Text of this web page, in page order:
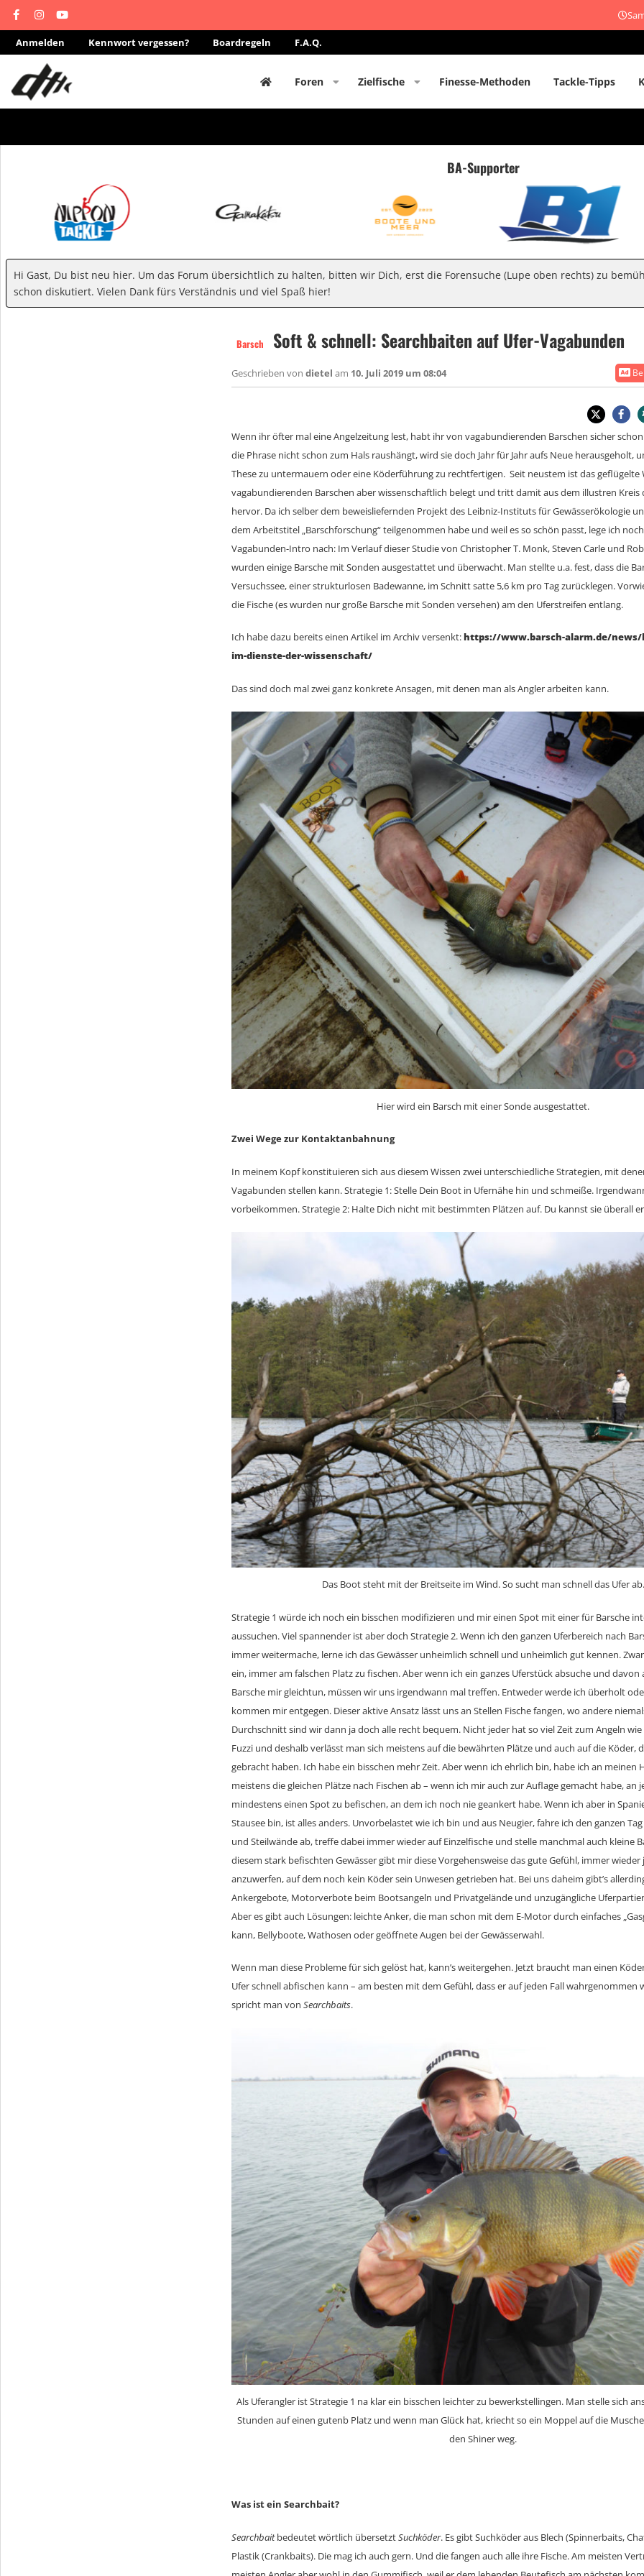
Anmelden Kennwort vergessen? Boardregeln F.A.Q.
Foren Zielfische Finesse-Methoden Tackle-Tipps
BA-Supporter
Hi Gast, Du bist neu hier. Um das Forum übersichtlich zu halten, bitten wir Dich, erst die Forensuche (Lupe oben rechts) zu
schon diskutiert. Vielen Dank fürs Verständnis und viel Spaß hier!
Barsch Soft & schnell: Searchbaiten auf Ufer-Vagabunden
Geschrieben von dietel am 10. Juli 2019 um 08:04
Wenn ihr öfter mal eine Angelzeitung lest, habt ihr von vagabundierenden Barschen sicher
die Phrase nicht schon zum Hals raushängt, wird sie doch Jahr für Jahr aufs Neue herausgeholt,
These zu untermauern oder eine Köderführung zu rechtfertigen. Seit neustem ist das geflügelte
vagabundierenden Barschen aber wissenschaftlich belegt und tritt damit aus dem illustren Kreis
hervor. Da ich selber dem beweisliefernden Projekt des Leibniz-Instituts für Gewässerökologie
dem Arbeitstitel „Barschforschung“ teilgenommen habe und weil es so schön passt, lege ich
Vagabunden-Intro nach: Im Verlauf dieser Studie von Christopher T. Monk, Steven Carle und
wurden einige Barsche mit Sonden ausgestattet und überwacht. Man stellte u.a. fest, dass die
Versuchssee, einer strukturlosen Badewanne, im Schnitt satte 5,6 km pro Tag zurücklegen.
die Fische (es wurden nur große Barsche mit Sonden versehen) am den Uferstreifen entlang.
Ich habe dazu bereits einen Artikel im Archiv versenkt:https://www.barsch-alarm.de/news/
im-dienste-der-wissenschaft/
Das sind doch mal zwei ganz konkrete Ansagen, mit denen man als Angler arbeiten kann.
Hier wird ein Barsch mit einer Sonde ausgestattet.
Zwei Wege zur Kontaktanbahnung
In meinem Kopf konstituieren sich aus diesem Wissen zwei unterschiedliche Strategien, mit
Vagabunden stellen kann. Strategie 1: Stelle Dein Boot in Ufernähe hin und schmeiße.
vorbeikommen. Strategie 2: Halte Dich nicht mit bestimmten Plätzen auf. Du kannst sie überall
Das Boot steht mit der Breitseite im Wind. So sucht man schnell das Ufer ab.
Strategie 1 würde ich noch ein bisschen modifizieren und mir einen Spot mit einer für Barsche
aussuchen. Viel spannender ist aber doch Strategie 2. Wenn ich den ganzen Uferbereich nach
immer weitermache, lerne ich das Gewässer unheimlich schnell und unheimlich gut kennen.
ein, immer am falschen Platz zu fischen. Aber wenn ich ein ganzes Uferstück absuche und davon
Barsche mir gleichtun, müssen wir uns irgendwann mal treffen. Entweder werde ich überholt
kommen mir entgegen. Dieser aktive Ansatz lässt uns an Stellen Fische fangen, wo andere
Durchschnitt sind wir dann ja doch alle recht bequem. Nicht jeder hat so viel Zeit zum Angeln wie
Fuzzi und deshalb verlässt man sich meistens auf die bewährten Plätze und auch auf die Köder,
gebracht haben. Ich habe ein bisschen mehr Zeit. Aber wenn ich ehrlich bin, habe ich an meinen
meistens die gleichen Plätze nach Fischen ab – wenn ich mir auch zur Auflage gemacht habe, an
mindestens einen Spot zu befischen, an dem ich noch nie geankert habe. Wenn ich aber in
Stausee bin, ist alles anders. Unvorbelastet wie ich bin und aus Neugier, fahre ich den ganzen
und Steilwände ab, treffe dabei immer wieder auf Einzelfische und stelle manchmal auch kleine
diesem stark befischten Gewässer gibt mir diese Vorgehensweise das gute Gefühl, immer
anzuwerfen, auf dem noch kein Köder sein Unwesen getrieben hat. Bei uns daheim gibt’s
Ankergebote, Motorverbote beim Bootsangeln und Privatgelände und unzugängliche
Aber es gibt auch Lösungen: leichte Anker, die man schon mit dem E-Motor durch einfaches
kann, Bellyboote, Wathosen oder geöffnete Augen bei der Gewässerwahl.
Wenn man diese Probleme für sich gelöst hat, kann’s weitergehen. Jetzt braucht man einen
Ufer schnell abfischen kann – am besten mit dem Gefühl, dass er auf jeden Fall wahrgenommen
spricht man von Searchbaits.
Als Uferangler ist Strategie 1 na klar ein bisschen leichter zu bewerkstellingen. Man stelle sich
Stunden auf einen gutenb Platz und wenn man Glück hat, kriecht so ein Moppel auf die
den Shiner weg.
Was ist ein Searchbait?
Searchbaitbedeutet wörtlich übersetztSuchköder. Es gibt Suchköder aus Blech (Spinnerbaits,
Plastik (Crankbaits). Die mag ich auch gern. Und die fangen auch alle ihre Fische. Am meisten